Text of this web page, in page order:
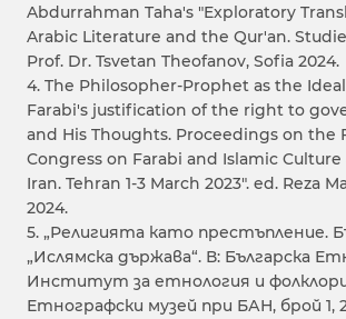
Abdurrahman Taha's "Exploratory
Arabic Literature and the Qur'an.
Prof. Dr. Tsvetan Theofanov, Sofia 2024.
4. The Philosopher-Prophet as the
Farabi's justification of the right to
and His Thoughts. Proceedings on the
Congress on Farabi and Islamic
Iran. Tehran 1-3 March 2023". ed. Reza
2024.
5. „Религията като престъпление.
„Ислямска държава“. В: Българска
Институт за етнология и
Етнографски музей при БАН, брой 1,